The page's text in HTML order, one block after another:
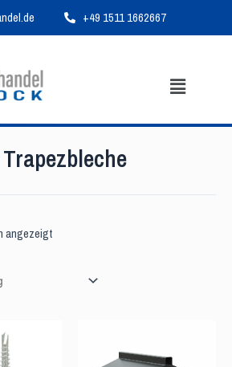
+49 1511 1662667
Menü
angezeigt